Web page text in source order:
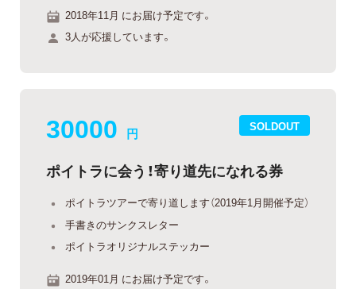
2018年11月 にお届け予定です。
3人が応援しています。
SOLDOUT
30000 円
ポイトラに会う！寄り道先になれる券
ポイトラツアーで寄り道します（2019年1月開催予定）
手書きのサンクスレター
ポイトラオリジナルステッカー
2019年01月 にお届け予定です。